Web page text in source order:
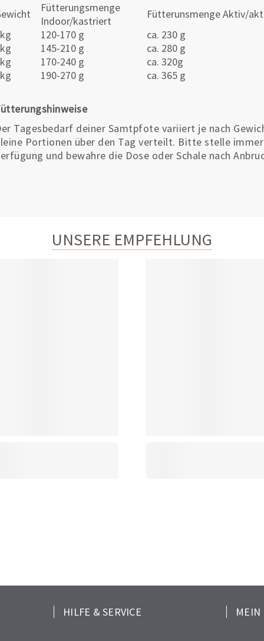
Fütterungsmenge
Indoor/kastriert
Fütterunsmenge Aktiv/
120-170 g
ca. 230 g
145-210 g
ca. 280 g
170-240 g
ca. 320g
190-270 g ca. 365 g
Tagesbedarf deiner Samtpfote variiert je nach
Portionen über den Tag verteilt. Bitte stelle
und bewahre die Dose oder Schale nach
UNSERE EMPFEHLUNG
HILFE & SERVICE MEIN